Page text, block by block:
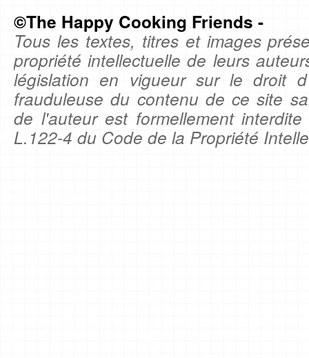
©The Happy Cooking Friends -
Tous les textes, titres et images
propriété intellectuelle de leurs
législation en vigueur sur le droit
frauduleuse du contenu de ce site
de l'auteur est formellement
L.122-4 du Code de la Propriété